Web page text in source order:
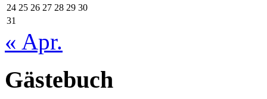
24 25 26 27 28 29 30
31
« Apr.
Gästebuch